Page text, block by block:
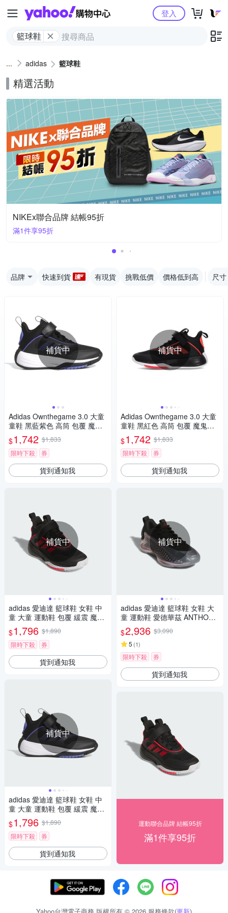
Yahoo購物中心
籃球鞋
登入
adidas 籃球鞋
精選活動
NIKEx聯合品牌 結帳95折
滿1件享95折
品牌 快速到貨 有現貨 挑戰低價 價格低到高 尺寸
補貨中
Adidas Ownthegame 3.0 大童
童鞋 黑藍紫色 高筒 包覆 魔鬼
氈 耐磨 緩震 籃球鞋 JI0393
$1,742 $1,833
限時下殺
券
貨到通知我
補貨中
adidas 愛迪達 籃球鞋 女鞋 中
童 大童 運動鞋 包覆 緩震 魔鬼
氈 OWNTHEGAME 3.0 K 黑紅
JQ7939
$1,796 $1,890
限時下殺
券
貨到通知我
補貨中
adidas 愛迪達 籃球鞋 女鞋 中
童 大童 運動鞋 包覆 緩震 魔鬼
氈 OWNTHEGAME 3.0 K 黑 JI
0393 (C5106)
$1,796 $1,890
限時下殺
券
貨到通知我
補貨中
Adidas Ownthegame 3.0 大童
童鞋 黑紅色 高筒 包覆 魔鬼氈
耐磨 緩震 籃球鞋 JQ7939
$1,742 $1,833
限時下殺
券
貨到通知我
補貨中
adidas 愛迪達 籃球鞋 女鞋 大
童 運動鞋 愛德華茲 ANTHONY
EDWARDS 1 J LOW 銀黑 JQ8
885
$2,936 $3,090
5 (1)
限時下殺 券
貨到通知我
運動聯合品牌 結帳95折
滿1件享95折